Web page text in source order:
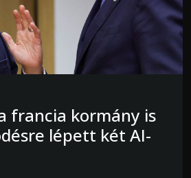
francia kormány is
lépett két AI-